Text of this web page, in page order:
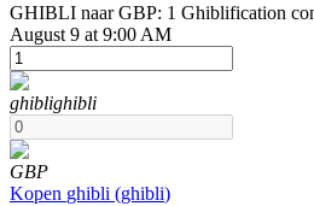
USDT-futures
GHIBLI naar GBP: 1 Ghiblification
August 9 at 9:00 AM
ghiblighibli
GBP
Kopen ghibli (ghibli)